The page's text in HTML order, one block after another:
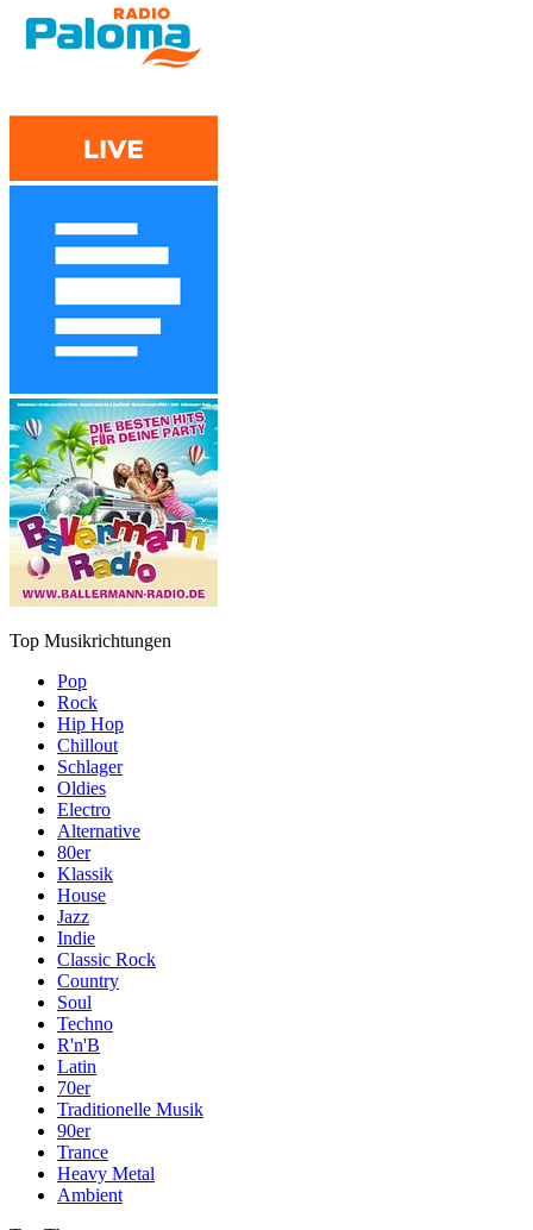
Top Musikrichtungen
Pop
Rock
Hip Hop
Chillout
Schlager
Oldies
Electro
Alternative
80er
Klassik
House
Jazz
Indie
Classic Rock
Country
Soul
Techno
R'n'B
Latin
70er
Traditionelle Musik
90er
Trance
Heavy Metal
Ambient